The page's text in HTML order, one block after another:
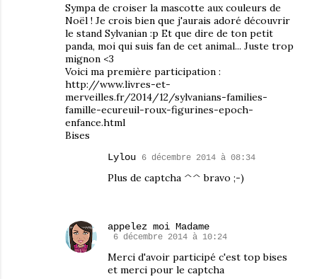
Sympa de croiser la mascotte aux couleurs de
Noël ! Je crois bien que j'aurais adoré découvrir
le stand Sylvanian :p Et que dire de ton petit
panda, moi qui suis fan de cet animal... Juste trop
mignon <3
Voici ma première participation :
http://www.livres-et-
merveilles.fr/2014/12/sylvanians-families-
famille-ecureuil-roux-figurines-epoch-
enfance.html
Bises
Lylou 6 décembre 2014 à 08:34
Plus de captcha ^^ bravo ;-)
appelez moi Madame
6 décembre 2014 à 10:24
Merci d'avoir participé c'est top bises
et merci pour le captcha